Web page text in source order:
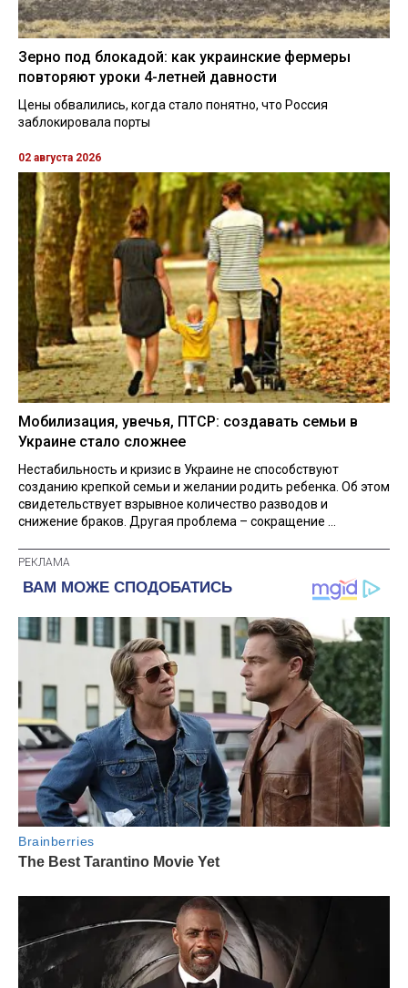
Зерно под блокадой: как украинские фермеры
повторяют уроки 4-летней давности
Цены обвалились, когда стало понятно, что Россия
заблокировала порты
02 августа 2026
Мобилизация, увечья, ПТСР: создавать семьи в
Украине стало сложнее
Нестабильность и кризис в Украине не способствуют
созданию крепкой семьи и желании родить ребенка. Об этом
свидетельствует взрывное количество разводов и
снижение браков. Другая проблема – сокращение ...